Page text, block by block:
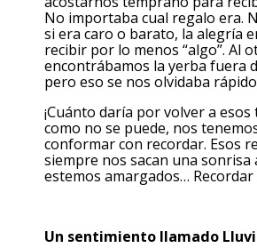
No importaba cual regalo era.
si era caro o barato, la alegría
recibir por lo menos “algo”. Al
encontrábamos la yerba fuera
pero eso se nos olvidaba
¡Cuánto daría por volver a esos
como no se puede, nos
conformar con recordar. Esos
siempre nos sacan una sonrisa
estemos amargados… Recordar
Un sentimiento llamado